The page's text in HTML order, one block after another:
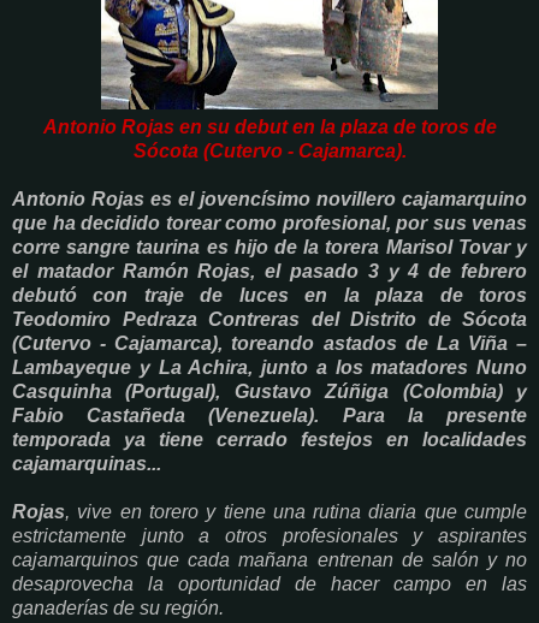
Antonio Rojas en su debut en la plaza de toros de
Sócota (Cutervo - Cajamarca).
Antonio Rojas es el jovencísimo novillero cajamarquino
que ha decidido torear como profesional, por sus venas
corre sangre taurina es hijo de la torera Marisol Tovar y
el matador Ramón Rojas, el pasado 3 y 4 de febrero
debutó con traje de luces en la plaza de toros
Teodomiro Pedraza Contreras del Distrito de Sócota
(Cutervo - Cajamarca), toreando astados de La Viña –
Lambayeque y La Achira, junto a los matadores Nuno
Casquinha (Portugal), Gustavo Zúñiga (Colombia) y
Fabio Castañeda (Venezuela). Para la presente
temporada ya tiene cerrado festejos en localidades
cajamarquinas...
Rojas, vive en torero y tiene una rutina diaria que cumple
estrictamente junto a otros profesionales y aspirantes
cajamarquinos que cada mañana entrenan de salón y no
desaprovecha la oportunidad de hacer campo en las
ganaderías de su región.